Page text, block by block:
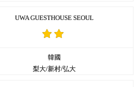
UWA GUESTHOUSE SEOUL
韓國
梨大/新村/弘大